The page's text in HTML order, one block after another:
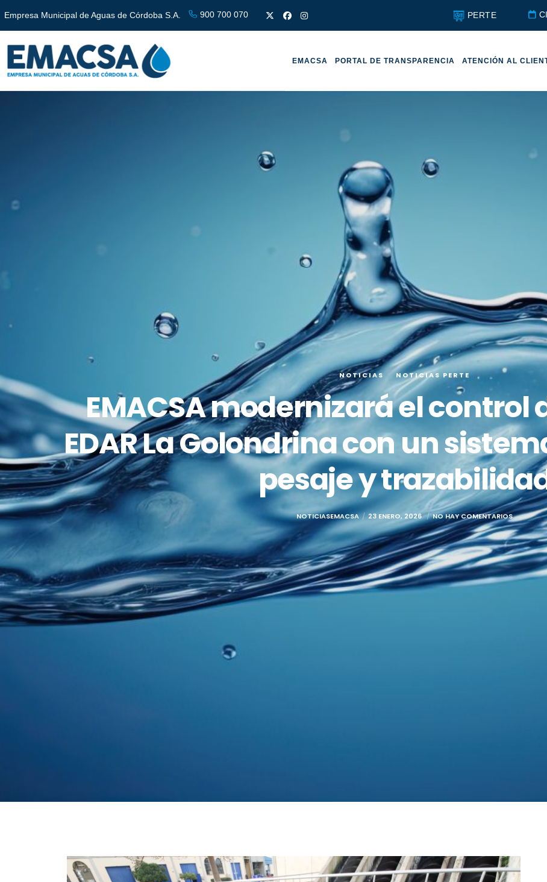
Empresa Municipal de Aguas de Córdoba S.A. 900 700 070 PERTE
EMACSA PORTAL DE TRANSPARENCIA ATENCIÓN AL
NOTICIAS NOTICIAS PERTE
EMACSA modernizará el control
EDAR La Golondrina con un
pesaje y
NOTICIASEMACSA 23 ENERO, 2026 NO HAY COMENTARIOS